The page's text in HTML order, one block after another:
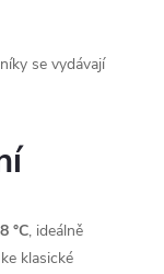
se vydávají
°C, ideálně
klasické